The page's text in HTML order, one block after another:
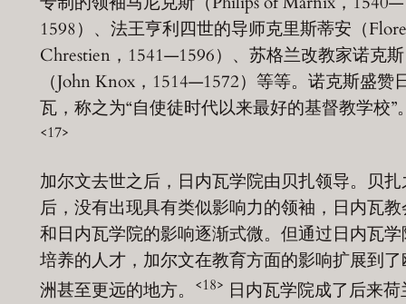
1598）、法王亨利四世的导师克里斯蒂安（
Chrestien，1541—1596）、苏格兰改教家诺克斯
（John Knox，1514—1572）等等。诺克斯盛赞
瓦，称之为“自使徒时代以来最好的基督教学校”
<17>
加尔文去世之后，日内瓦学院由贝扎领导。贝扎
后，没有出现具有类似影响力的领袖，日内瓦教
和日内瓦学院的影响逐渐式微。但通过日内瓦学
培养的人才，加尔文在教育方面的影响扩展到了
洲甚至更远的地方。
<18> 日内瓦学院成了后来荷